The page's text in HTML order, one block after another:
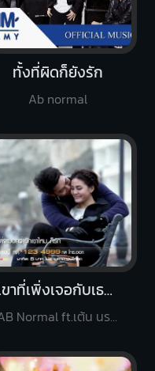
ทั้งที่ผิดก็ยังรัก
Ab normal
เขาที่เพิ่งเจอกับเธอที่มาก่อน
AB Normal ft.เต้น นรารักษ์